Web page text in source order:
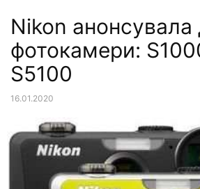
Nikon анонсувала
фотокамери:
S5100
16.01.2020